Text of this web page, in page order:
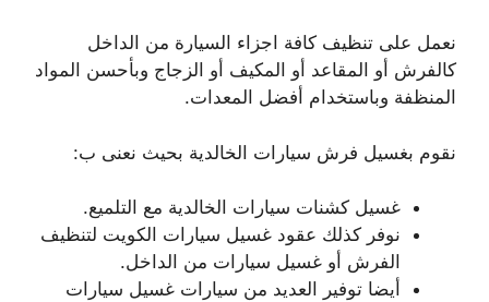
نعمل على تنظيف كافة اجزاء السيارة من الداخل
كالفرش أو المقاعد أو المكيف أو الزجاج وبأحسن المواد
المنظفة وباستخدام أفضل المعدات.
نقوم بغسيل فرش سيارات الخالدية بحيث نعنى ب:
غسيل كشنات سيارات الخالدية مع التلميع.
نوفر كذلك عقود غسيل سيارات الكويت لتنظيف
الفرش أو غسيل سيارات من الداخل.
أيضا توفير العديد من سيارات غسيل سيارات